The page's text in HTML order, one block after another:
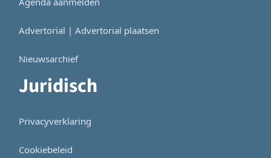
Advertorial | Advertorial plaatsen
Nieuwsarchief
Juridisch
Privacyverklaring
Cookiebeleid